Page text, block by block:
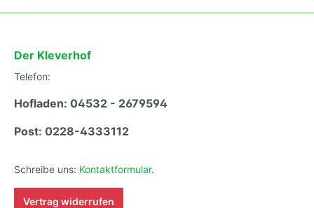
Der Kleverhof
Telefon:
Hofladen: 04532 - 2679594
Post: 0228-4333112
Schreibe uns: Kontaktformular.
Vertrag widerrufen